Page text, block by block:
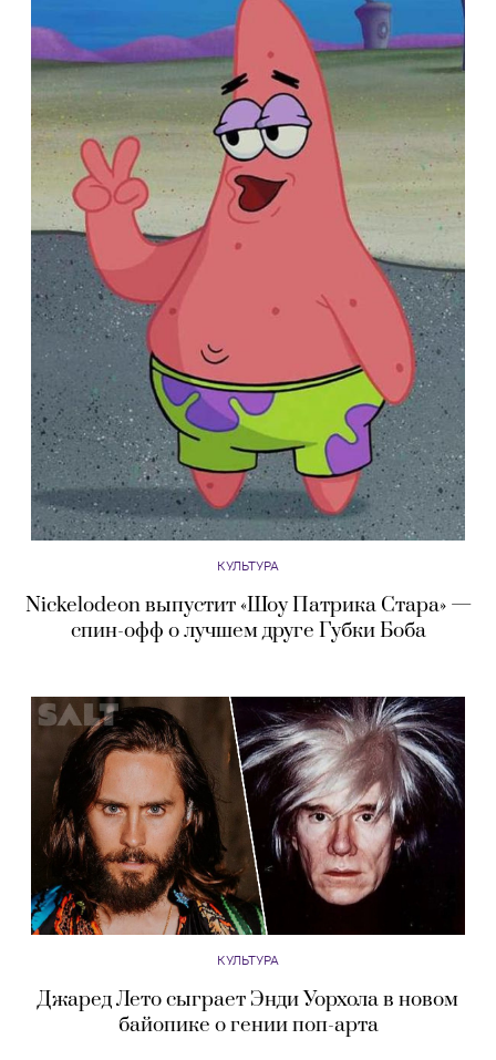
КУЛЬТУРА
Nickelodeon выпустит «Шоу Патрика Стара» —
спин-офф о лучшем друге Губки Боба
КУЛЬТУРА
Джаред Лето сыграет Энди Уорхола в новом
байопике о гении поп-арта